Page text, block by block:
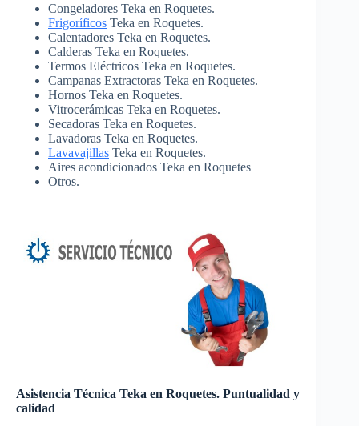
Congeladores Teka en Roquetes.
Frigoríficos Teka en Roquetes.
Calentadores Teka en Roquetes.
Calderas Teka en Roquetes.
Termos Eléctricos Teka en Roquetes.
Campanas Extractoras Teka en Roquetes.
Hornos Teka en Roquetes.
Vitrocerámicas Teka en Roquetes.
Secadoras Teka en Roquetes.
Lavadoras Teka en Roquetes.
Lavavajillas Teka en Roquetes.
Aires acondicionados Teka en Roquetes
Otros.
Asistencia Técnica Teka en Roquetes. Puntualidad y
calidad